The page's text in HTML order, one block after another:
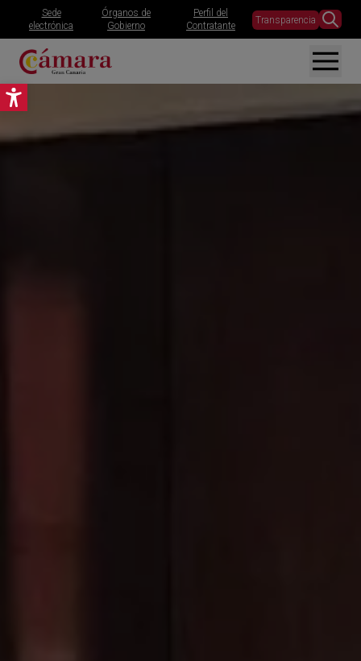
Abrir barra de herramientas
Sede
electrónica
Órganos de
Gobierno
Perfil del
Contratante
Transparencia